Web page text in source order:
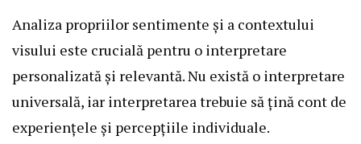
Analiza propriilor sentimente și a contextului
visului este crucială pentru o interpretare
personalizată și relevantă. Nu există o interpretare
universală, iar interpretarea trebuie să țină cont de
experiențele și percepțiile individuale.